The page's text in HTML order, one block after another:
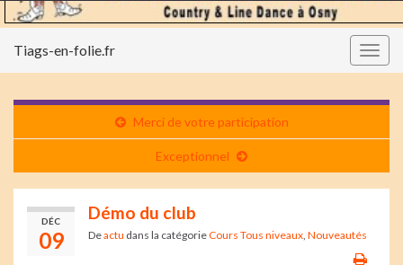
Tiags-en-folie.fr
Merci de votre participation
Exceptionnel
DÉC
09
Démo du club
Deactu dans la catégorieCours Tous niveaux, Nouveautés